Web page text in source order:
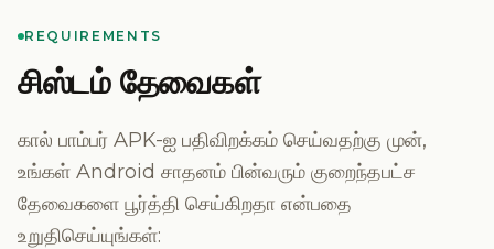
REQUIREMENTS
சிஸ்டம் தேவைகள்
கால் பாம்பர் APK-ஐ பதிவிறக்கம் செய்வதற்கு முன்,
உங்கள் Android சாதனம் பின்வரும் குறைந்தபட்ச
தேவைகளை பூர்த்தி செய்கிறதா என்பதை
உறுதிசெய்யுங்கள்: